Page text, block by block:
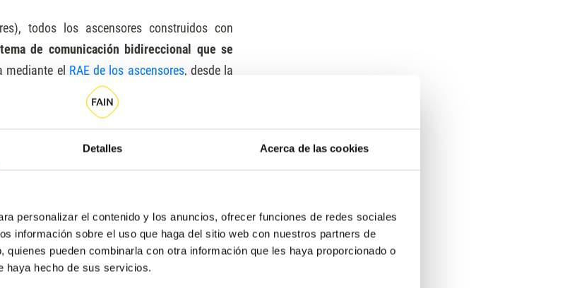
Detalles Acerca de las cookies
personalizar el contenido y los anuncios, ofrecer funciones de redes sociales
información sobre el uso que haga del sitio web con nuestros partners de
pueden combinarla con otra información que les haya proporcionado o
haya hecho de sus servicios.
todos los ascensores construidos con
de comunicación bidireccional que se
mediante el RAE de los ascensores, desde la
que el usuario del servicio tenga que dar
—países en los que prestamos
aún más restrictivas.
de seguridadparacorregir las diferencias
de ascensores. En concreto, la medida
bidireccional que permita una comunicación
de ocupación diaria temporal (edificios